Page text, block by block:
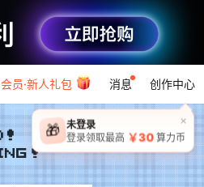
会员·新人礼包 消息 创作中心
×
🎁 未登录
登录领取最高 ￥30 算力币